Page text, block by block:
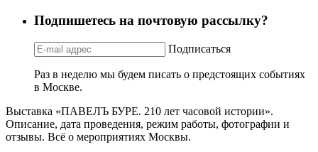
Подпишетесь на почтовую рассылку?
Подписаться
Раз в неделю мы будем писать о предстоящих событиях
в Москве.
Выставка «ПАВЕЛЪ БУРЕ. 210 лет часовой истории».
Описание, дата проведения, режим работы, фотографии и
отзывы. Всё о мероприятиях Москвы.